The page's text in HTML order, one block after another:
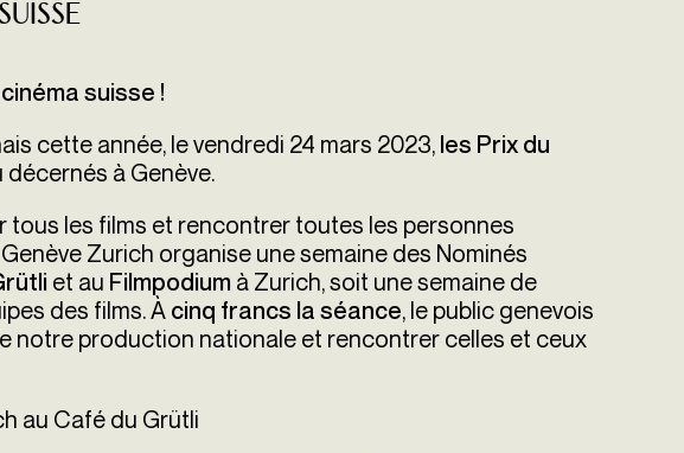
suisse !
cette année, le vendredi 24 mars 2023, les Prix du
à Genève.
tous les films et rencontrer toutes les personnes
Zurich organise une semaine des Nominés
et au Filmpodium à Zurich, soit une semaine de
des films. À cinq francs la séance, le public genevois
notre production nationale et rencontrer celles et ceux
au Café du Grütli